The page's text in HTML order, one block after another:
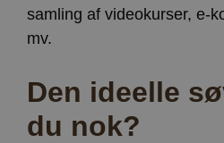
samling af videokurser, e-
mv.
Den ideelle
du nok?